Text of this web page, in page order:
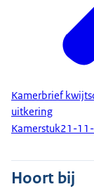
Kamerbrief
uitkering
Kamerstuk21-
Hoort bij